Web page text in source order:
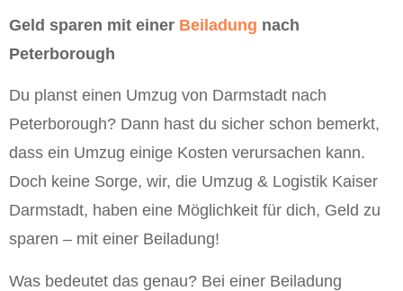
Geld sparen mit einer Beiladung nach
Peterborough
Du planst einen Umzug von Darmstadt nach
Peterborough? Dann hast du sicher schon bemerkt,
dass ein Umzug einige Kosten verursachen kann.
Doch keine Sorge, wir, die Umzug & Logistik Kaiser
Darmstadt, haben eine Möglichkeit für dich, Geld zu
sparen – mit einer Beiladung!
Was bedeutet das genau? Bei einer Beiladung